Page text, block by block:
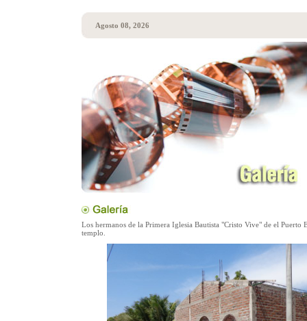
Agosto 08, 2026
Los hermanos de la Primera Iglesia Bautista "Cristo Vive" de el Puerto
templo.